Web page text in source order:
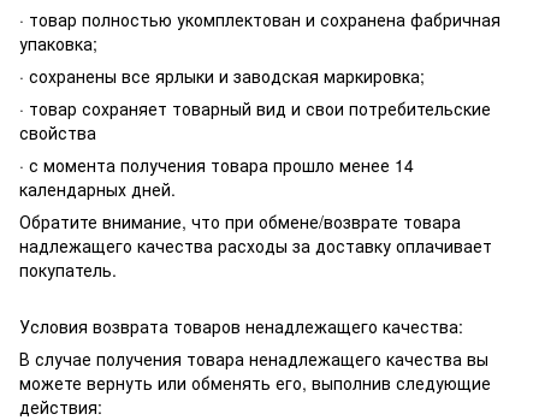
· товар полностью укомплектован и сохранена фабричная
упаковка;
· сохранены все ярлыки и заводская маркировка;
· товар сохраняет товарный вид и свои потребительские
свойства
· с момента получения товара прошло менее 14
календарных дней.
Обратите внимание, что при обмене/возврате товара
надлежащего качества расходы за доставку оплачивает
покупатель.
Условия возврата товаров ненадлежащего качества:
В случае получения товара ненадлежащего качества вы
можете вернуть или обменять его, выполнив следующие
действия: